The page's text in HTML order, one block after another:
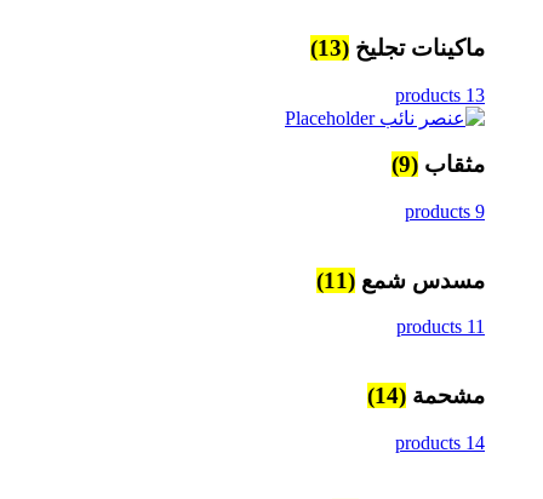
ماكينات تجليخ (13)
13 products
مثقاب (9)
9 products
مسدس شمع (11)
11 products
مشحمة (14)
14 products